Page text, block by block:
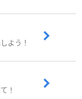
よう！
！